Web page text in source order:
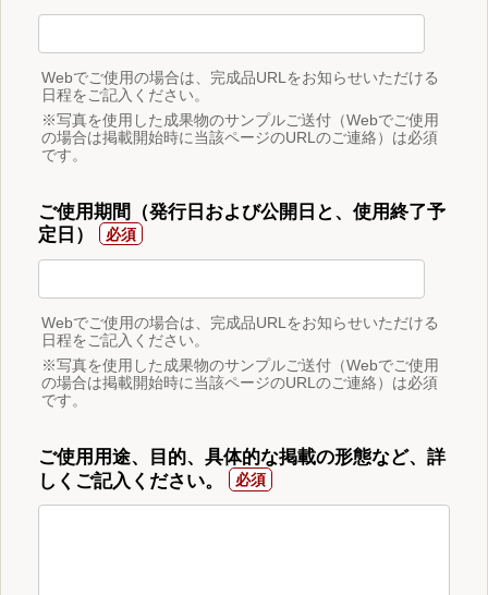
Webでご使用の場合は、完成品URLをお知らせいただける
日程をご記入ください。
※写真を使用した成果物のサンプルご送付（Webでご使用
の場合は掲載開始時に当該ページのURLのご連絡）は必須
です。
ご使用期間（発行日および公開日と、使用終了予
定日）
Webでご使用の場合は、完成品URLをお知らせいただける
日程をご記入ください。
※写真を使用した成果物のサンプルご送付（Webでご使用
の場合は掲載開始時に当該ページのURLのご連絡）は必須
です。
ご使用用途、目的、具体的な掲載の形態など、詳
しくご記入ください。